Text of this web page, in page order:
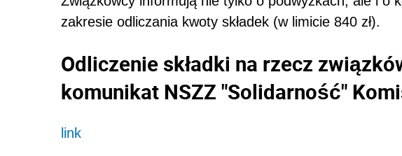
zakresie odliczania kwoty składek (w limicie 840 zł).
Odliczenie składki na rzecz
komunikat NSZZ "Solidarność"
link